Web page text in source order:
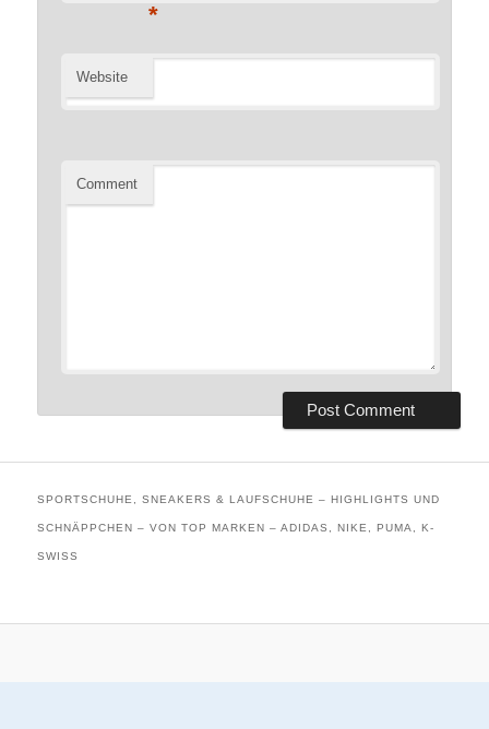
*
Website
Comment
SPORTSCHUHE, SNEAKERS & LAUFSCHUHE – HIGHLIGHTS UND
SCHNÄPPCHEN – VON TOP MARKEN – ADIDAS, NIKE, PUMA, K-
SWISS